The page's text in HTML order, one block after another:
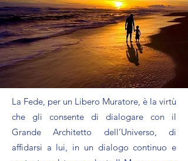
La Fede, per un Libero Muratore, è la virtù
che gli consente di dialogare con il
Grande Architetto dell’Universo, di
affidarsi a lui, in un dialogo continuo e